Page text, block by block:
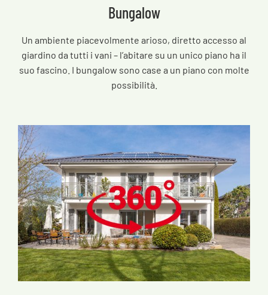
Bungalow
Un ambiente piacevolmente arioso, diretto accesso al
giardino da tutti i vani – l’abitare su un unico piano ha il
suo fascino. I bungalow sono case a un piano con molte
possibilità.